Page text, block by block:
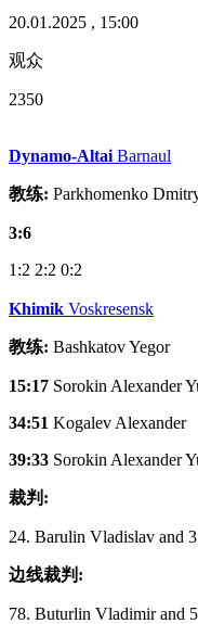
20.01.2025 , 15:00
观众
2350
Dynamo-Altai Barnaul
教练: Parkhomenko
3:6
1:2 2:2 0:2
Khimik Voskresensk
教练: Bashkatov Yegor
15:17 Sorokin Alexander
34:51 Kogalev Alexander
39:33 Sorokin Alexander
裁判:
24. Barulin Vladislav and
边线裁判:
78. Buturlin Vladimir and